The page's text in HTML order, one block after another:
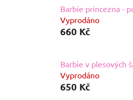
Barbie princezna -
Vyprodáno
660 Kč
Barbie v plesových
Vyprodáno
650 Kč